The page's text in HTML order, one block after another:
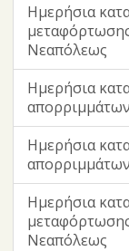
Ημερήσια
Νεαπόλεως
Ημερήσια
Ημερήσια
Ημερήσια
Νεαπόλεως